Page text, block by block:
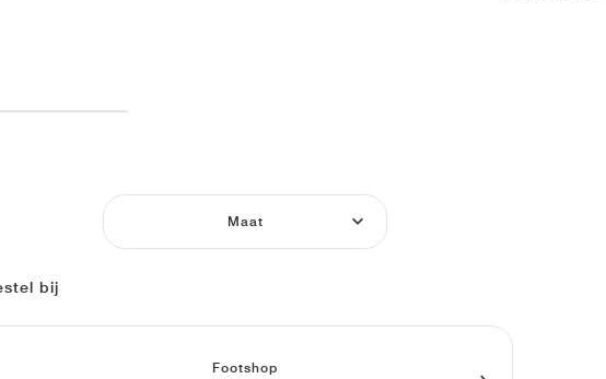
Maat
bij
Footshop